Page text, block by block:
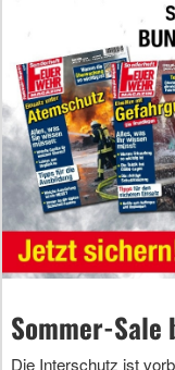
Sommer-Sale
Die Interschutz ist